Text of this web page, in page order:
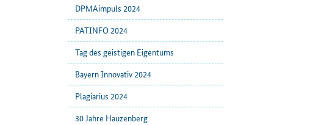
DPMAimpuls 2024
PATINFO 2024
Tag des geistigen Eigentums
Bayern Innovativ 2024
Plagiarius 2024
30 Jahre Hauzenberg